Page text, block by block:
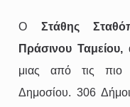
Ο Στάθης
Πράσινου Ταμείου,
μιας από τις πιο
Δημοσίου. 306